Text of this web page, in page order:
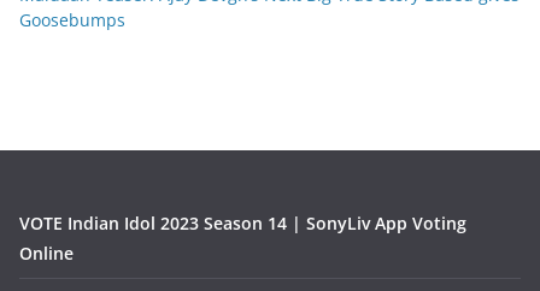
Goosebumps
VOTE Indian Idol 2023 Season 14 | SonyLiv App Voting
Online